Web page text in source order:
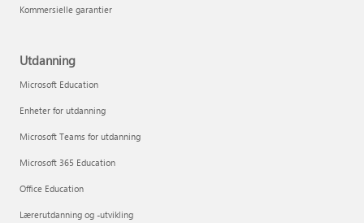
Kommersielle garantier
Utdanning
Microsoft Education
Enheter for utdanning
Microsoft Teams for utdanning
Microsoft 365 Education
Office Education
Lærerutdanning og -utvikling